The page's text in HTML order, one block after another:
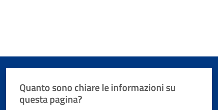
Quanto sono chiare le informazioni su
questa pagina?